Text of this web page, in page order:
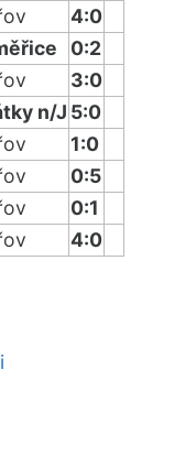
4:0
0:2
3:0
n/J 5:0
1:0
0:5
0:1
4:0